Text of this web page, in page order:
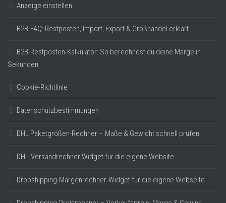
Anzeige einstellen
B2B-FAQ: Restposten, Import, Export & Großhandel erklärt
B2B-Restposten-Kalkulator: So berechnest du deine Marge in
Sekunden
Cookie-Richtlinie
Datenschutzbestimmungen
DHL Paketgrößen-Rechner – Maße & Gewicht schnell prüfen
DHL-Versandrechner Widget für die eigene Website.
Dropshipping-Margenrechner-Widget für die eigene Webseite